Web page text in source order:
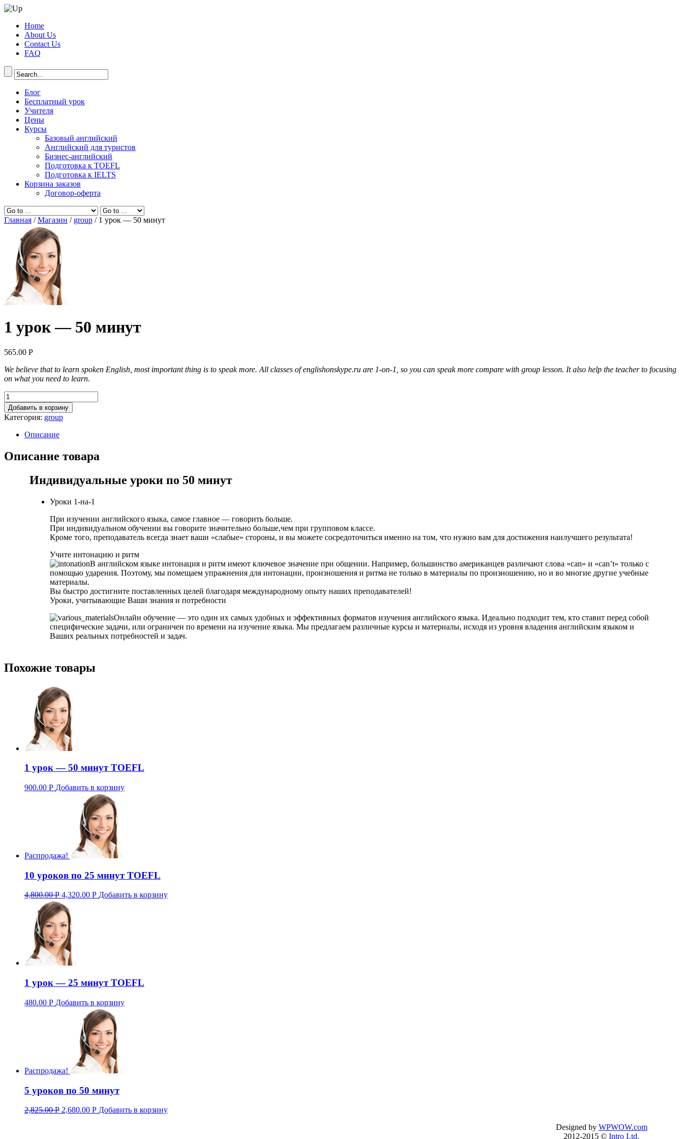
Home
About Us
Contact Us
FAQ
Блог
Бесплатный урок
Учителя
Цены
Курсы
Базовый английский
Английский для туристов
Бизнес-английский
Подготовка к TOEFL
Подготовка к IELTS
Корзина заказов
Договор-оферта
Главная /Магазин / group / 1 урок — 50 минут
1 урок — 50 минут
565.00 Р
We believe that to learn spoken English, most important thing is to speak more. All classes of englishonskype.ru are 1-on-1, so you can speak more compare with group lesson. It also help the teacher to focusing
on what you need to learn.
Добавить в корзину
Категория: group
Описание
Описание товара
Индивидуальные уроки по 50 минут
Уроки 1-на-1
При изучении английского языка, самое главное — говорить больше.
При индивидуальном обучении вы говорите значительно больше,чем при групповом классе.
Кроме того, преподаватель всегда знает ваши «слабые» стороны, и вы можете сосредоточиться именно на том, что нужно вам для достижения наилучшего результата!
Учите интонацию и ритм
В английском языке интонация и ритм имеют ключевое значение при общении. Например, большинство американцев различают слова «can» и «can’t» только с
помощью ударения. Поэтому, мы помещаем упражнения для интонации, произношения и ритма не только в материалы по произношению, но и во многие другие учебные
материалы.
Вы быстро достигните поставленных целей благодаря международному опыту наших преподавателей!
Уроки, учитывающие Ваши знания и потребности
Онлайн обучение — это один их самых удобных и эффективных форматов изучения английского языка. Идеально подходит тем, кто ставит перед собой
специфические задачи, или ограничен по времени на изучение языка. Мы предлагаем различные курсы и материалы, исходя из уровня владения английским языком и
Ваших реальных потребностей и задач.
Похожие товары
1 урок — 50 минут TOEFL
900.00 Р Добавить в корзину
Распродажа!
10 уроков по 25 минут TOEFL
4,800.00Р 4,320.00 Р Добавить в корзину
1 урок — 25 минут TOEFL
480.00 Р Добавить в корзину
Распродажа!
5 уроков по 50 минут
2,825.00Р 2,680.00 Р Добавить в корзину
Designed by WPWOW.com
2012-2015 © Intro Ltd.